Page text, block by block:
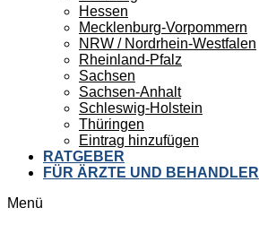
Hessen
Mecklenburg-Vorpommern
NRW / Nordrhein-Westfalen
Rheinland-Pfalz
Sachsen
Sachsen-Anhalt
Schleswig-Holstein
Thüringen
Eintrag hinzufügen
RATGEBER
FÜR ÄRZTE UND BEHANDLER
Menü